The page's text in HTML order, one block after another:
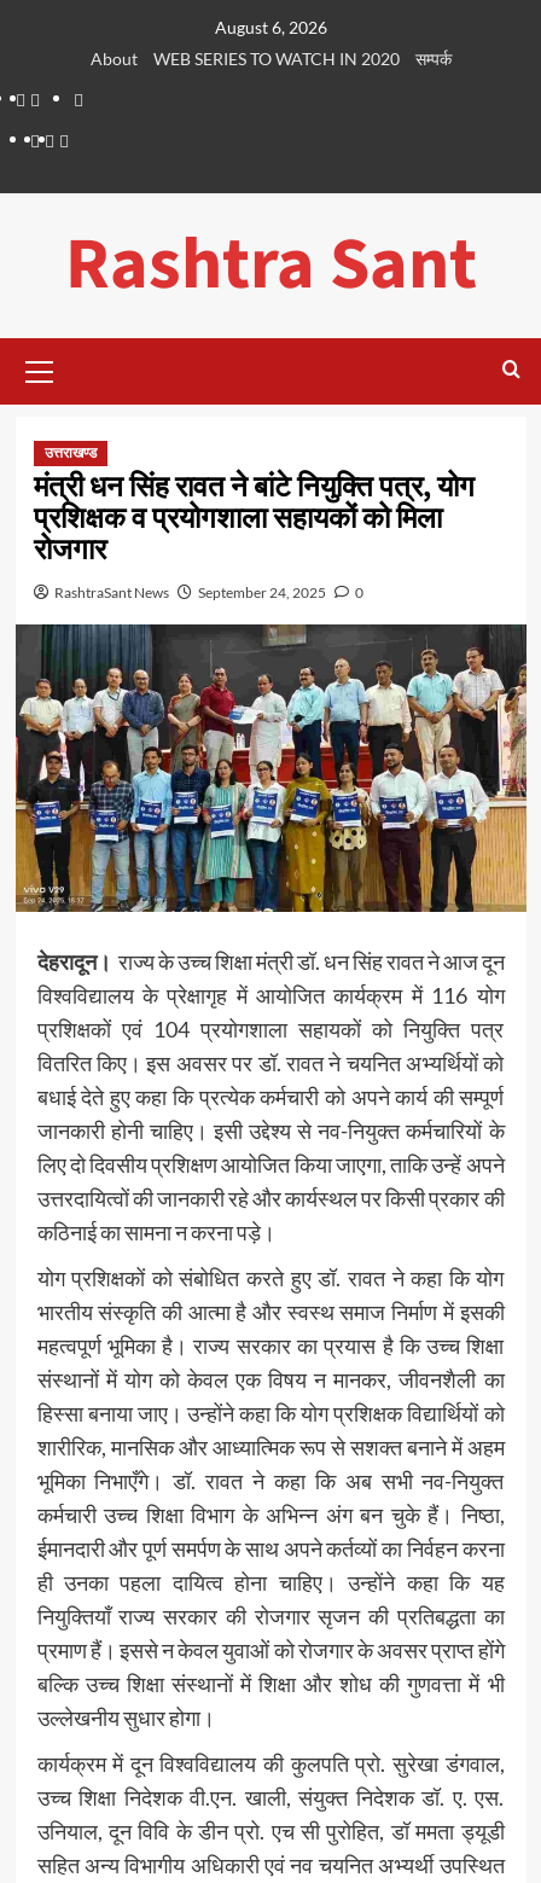
August 6, 2026
About
WEB SERIES TO WATCH IN 2020
सम्पर्क
About
WEB
SERIES
Dehradun
LifePlaces
सम्पर्क
Rashtra Sant
Menu
उत्तराखण्ड
मंत्री धन सिंह रावत ने बांटे नियुक्ति पत्र, योग
प्रशिक्षक व प्रयोगशाला सहायकों को मिला
रोजगार
RashtraSant News September 24, 2025 0
देहरादून। राज्य के उच्च शिक्षा मंत्री डॉ. धन सिंह रावत ने आज दून
विश्वविद्यालय के प्रेक्षागृह में आयोजित कार्यक्रम में 116 योग
प्रशिक्षकों एवं 104 प्रयोगशाला सहायकों को नियुक्ति पत्र
वितरित किए। इस अवसर पर डॉ. रावत ने चयनित अभ्यर्थियों को
बधाई देते हुए कहा कि प्रत्येक कर्मचारी को अपने कार्य की सम्पूर्ण
जानकारी होनी चाहिए। इसी उद्देश्य से नव-नियुक्त कर्मचारियों के
लिए दो दिवसीय प्रशिक्षण आयोजित किया जाएगा, ताकि उन्हें अपने
उत्तरदायित्वों की जानकारी रहे और कार्यस्थल पर किसी प्रकार की
कठिनाई का सामना न करना पड़े।
योग प्रशिक्षकों को संबोधित करते हुए डॉ. रावत ने कहा कि योग
भारतीय संस्कृति की आत्मा है और स्वस्थ समाज निर्माण में इसकी
महत्वपूर्ण भूमिका है। राज्य सरकार का प्रयास है कि उच्च शिक्षा
संस्थानों में योग को केवल एक विषय न मानकर, जीवनशैली का
हिस्सा बनाया जाए। उन्होंने कहा कि योग प्रशिक्षक विद्यार्थियों को
शारीरिक, मानसिक और आध्यात्मिक रूप से सशक्त बनाने में अहम
भूमिका निभाएँगे। डॉ. रावत ने कहा कि अब सभी नव-नियुक्त
कर्मचारी उच्च शिक्षा विभाग के अभिन्न अंग बन चुके हैं। निष्ठा,
ईमानदारी और पूर्ण समर्पण के साथ अपने कर्तव्यों का निर्वहन करना
ही उनका पहला दायित्व होना चाहिए। उन्होंने कहा कि यह
नियुक्तियाँ राज्य सरकार की रोजगार सृजन की प्रतिबद्धता का
प्रमाण हैं। इससे न केवल युवाओं को रोजगार के अवसर प्राप्त होंगे
बल्कि उच्च शिक्षा संस्थानों में शिक्षा और शोध की गुणवत्ता में भी
उल्लेखनीय सुधार होगा।
कार्यक्रम में दून विश्वविद्यालय की कुलपति प्रो. सुरेखा डंगवाल,
उच्च शिक्षा निदेशक वी.एन. खाली, संयुक्त निदेशक डॉ. ए. एस.
उनियाल, दून विवि के डीन प्रो. एच सी पुरोहित, डॉ ममता ड्यूडी
सहित अन्य विभागीय अधिकारी एवं नव चयनित अभ्यर्थी उपस्थित